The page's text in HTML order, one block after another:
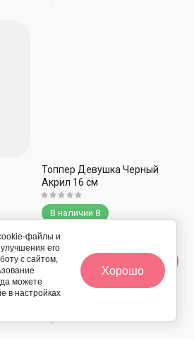
Топпер Девушка Черный
Акрил 16 см
В наличии 8
170
К сравнению
файлы и
его
с сайтом,
можете
в настройках
Хорошо